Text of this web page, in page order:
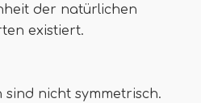
der natürlichen
existiert.
nicht symmetrisch.